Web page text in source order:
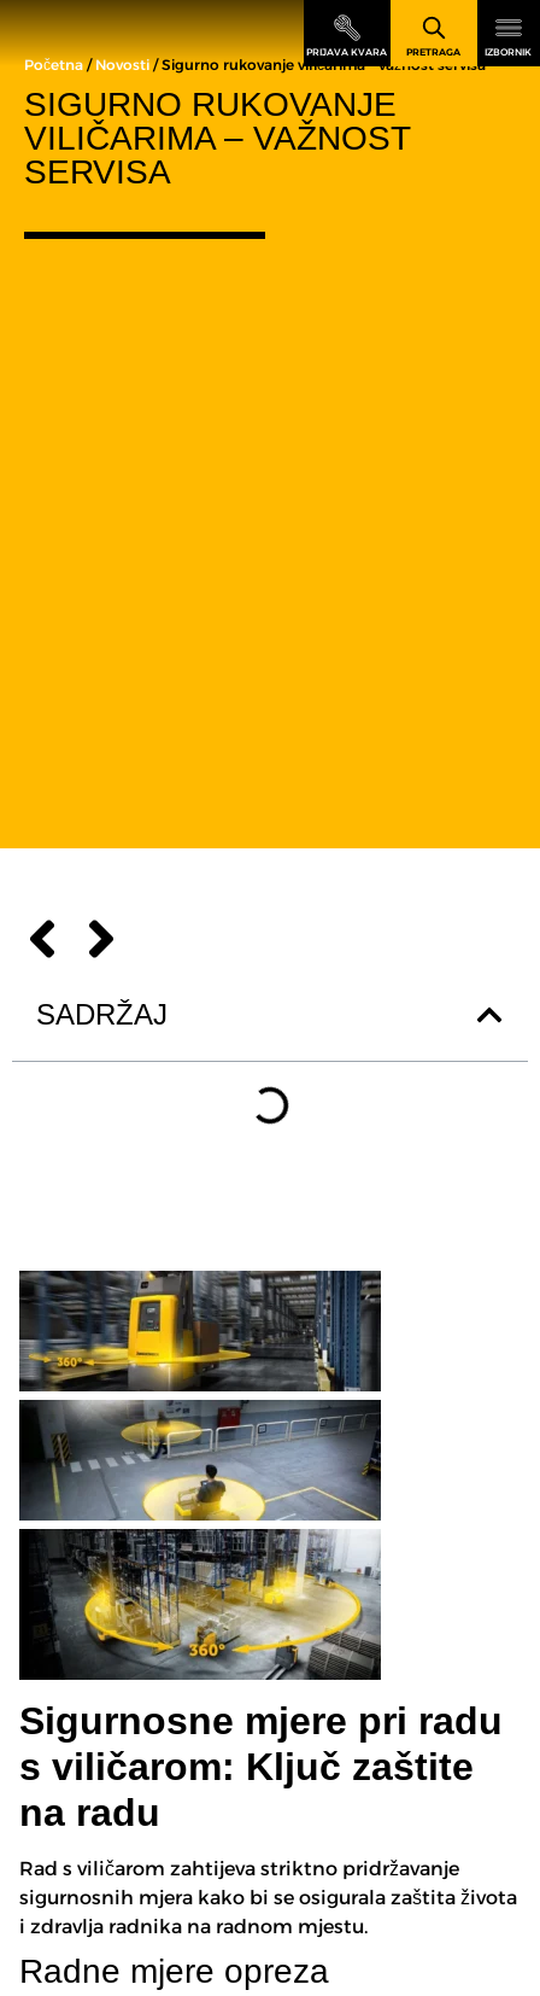
Početna / Novosti / Sigurno rukovanje viličarima – važnost servisa
SIGURNO RUKOVANJE
VILIČARIMA – VAŽNOST
SERVISA
SADRŽAJ
Sigurnosne mjere pri radu
s viličarom: Ključ zaštite
na radu
Rad s viličarom zahtijeva striktno pridržavanje
sigurnosnih mjera kako bi se osigurala zaštita života
i zdravlja radnika na radnom mjestu.
Radne mjere opreza